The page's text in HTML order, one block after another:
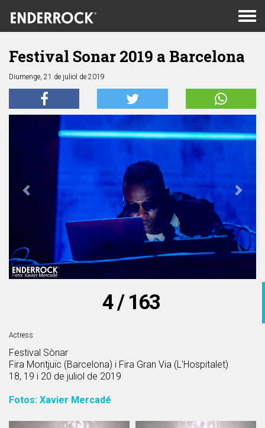
Festival Sonar 2019 a Barcelona
Diumenge, 21 de juliol de 2019
Anterior
4 / 163
Actress
Festival Sònar
Fira Montjuïc (Barcelona) i Fira Gran Via (L'Hospitalet)
18, 19 i 20 de juliol de 2019
Fotos: Xavier Mercadé